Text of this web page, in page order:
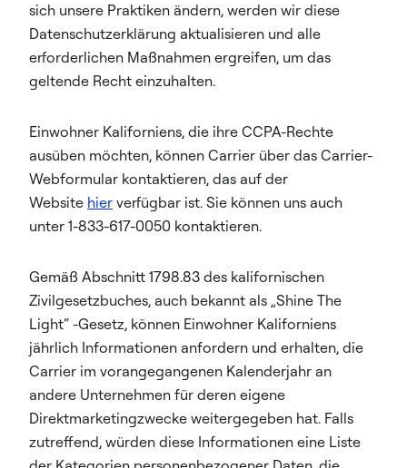
sich unsere Praktiken ändern, werden wir diese
Datenschutzerklärung aktualisieren und alle
erforderlichen Maßnahmen ergreifen, um das
geltende Recht einzuhalten.
Einwohner Kaliforniens, die ihre CCPA-Rechte
ausüben möchten, können Carrier über das Carrier-
Webformular kontaktieren, das auf der
Website hier verfügbar ist. Sie können uns auch
unter 1-833-617-0050 kontaktieren.
Gemäß Abschnitt 1798.83 des kalifornischen
Zivilgesetzbuches, auch bekannt als „Shine The
Light“ -Gesetz, können Einwohner Kaliforniens
jährlich Informationen anfordern und erhalten, die
Carrier im vorangegangenen Kalenderjahr an
andere Unternehmen für deren eigene
Direktmarketingzwecke weitergegeben hat. Falls
zutreffend, würden diese Informationen eine Liste